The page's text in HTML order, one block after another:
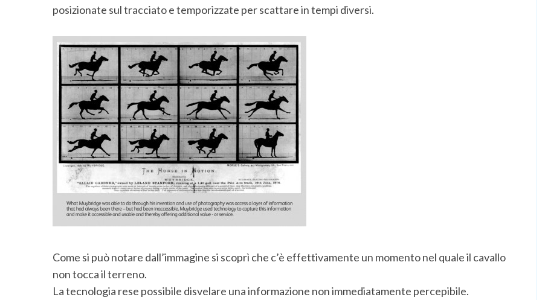
posizionate sul tracciato e temporizzate per scattare in tempi diversi.
Come si può notare dall’immagine si scoprì che c’è effettivamente un momento nel quale il cavallo
non tocca il terreno.
La tecnologia rese possibile disvelare una informazione non immediatamente percepibile.
S
e
c
f
o
r
: